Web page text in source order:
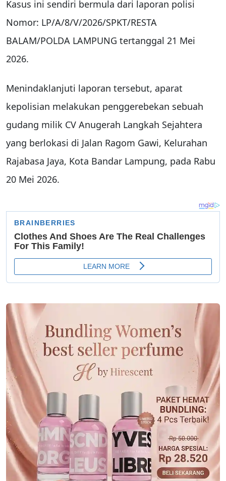
Kasus ini sendiri bermula dari laporan polisi
Nomor: LP/A/8/V/2026/SPKT/RESTA
BALAM/POLDA LAMPUNG tertanggal 21 Mei
2026.
Menindaklanjuti laporan tersebut, aparat
kepolisian melakukan penggerebekan sebuah
gudang milik CV Anugerah Langkah Sejahtera
yang berlokasi di Jalan Ragom Gawi, Kelurahan
Rajabasa Jaya, Kota Bandar Lampung, pada Rabu
20 Mei 2026.